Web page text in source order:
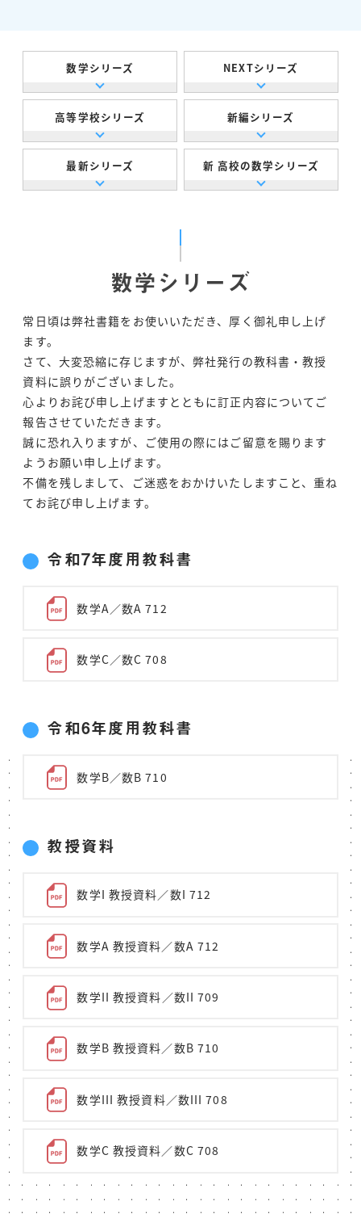
数学シリーズ NEXTシリーズ
高等学校シリーズ 新編シリーズ
最新シリーズ 新 高校の数学シリーズ
数学シリーズ
常日頃は弊社書籍をお使いいただき、厚く御礼申し上げ
ます。
さて、大変恐縮に存じますが、弊社発行の教科書・教授
資料に誤りがございました。
心よりお詫び申し上げますとともに訂正内容についてご
報告させていただきます。
誠に恐れ入りますが、ご使用の際にはご留意を賜ります
ようお願い申し上げます。
不備を残しまして、ご迷惑をおかけいたしますこと、重ね
てお詫び申し上げます。
令和7年度用教科書
数学A／数A 712
数学C／数C 708
令和6年度用教科書
数学B／数B 710
教授資料
数学I 教授資料／数I 712
数学A 教授資料／数A 712
数学II 教授資料／数II 709
数学B 教授資料／数B 710
数学III 教授資料／数III 708
数学C 教授資料／数C 708